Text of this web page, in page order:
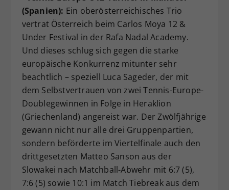
(Spanien): Ein oberösterreichisches Trio
vertrat Österreich beim Carlos Moya 12 &
Under Festival in der Rafa Nadal Academy.
Und dieses schlug sich gegen die starke
europäische Konkurrenz mitunter sehr
beachtlich – speziell Luca Sageder, der mit
dem Selbstvertrauen von zwei Tennis-Europe-
Doublegewinnen in Folge in Heraklion
(Griechenland) angereist war. Der Zwölfjährige
gewann nicht nur alle drei Gruppenpartien,
sondern beförderte im Viertelfinale auch den
drittgesetzten Matteo Sanson aus der
Slowakei nach Matchball-Abwehr mit 6:7 (5),
7:6 (5) sowie 10:1 im Match Tiebreak aus dem